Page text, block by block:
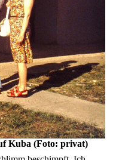
Kuba (Foto: privat)